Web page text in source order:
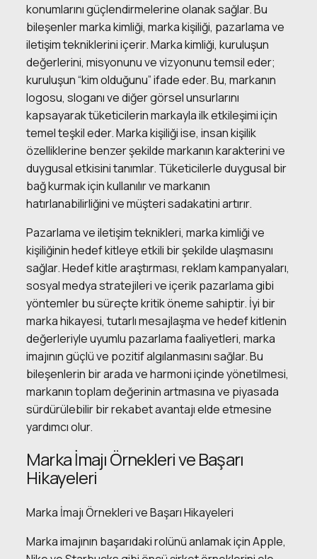
konumlarını güçlendirmelerine olanak sağlar. Bu
bileşenler marka kimliği, marka kişiliği, pazarlama ve
iletişim tekniklerini içerir. Marka kimliği, kuruluşun
değerlerini, misyonunu ve vizyonunu temsil eder;
kuruluşun “kim olduğunu” ifade eder. Bu, markanın
logosu, sloganı ve diğer görsel unsurlarını
kapsayarak tüketicilerin markayla ilk etkileşimi için
temel teşkil eder. Marka kişiliği ise, insan kişilik
özelliklerine benzer şekilde markanın karakterini ve
duygusal etkisini tanımlar. Tüketicilerle duygusal bir
bağ kurmak için kullanılır ve markanın
hatırlanabilirliğini ve müşteri sadakatini artırır.
Pazarlama ve iletişim teknikleri, marka kimliği ve
kişiliğinin hedef kitleye etkili bir şekilde ulaşmasını
sağlar. Hedef kitle araştırması, reklam kampanyaları,
sosyal medya stratejileri ve içerik pazarlama gibi
yöntemler bu süreçte kritik öneme sahiptir. İyi bir
marka hikayesi, tutarlı mesajlaşma ve hedef kitlenin
değerleriyle uyumlu pazarlama faaliyetleri, marka
imajının güçlü ve pozitif algılanmasını sağlar. Bu
bileşenlerin bir arada ve harmoni içinde yönetilmesi,
markanın toplam değerinin artmasına ve piyasada
sürdürülebilir bir rekabet avantajı elde etmesine
yardımcı olur.
Marka İmajı Örnekleri ve Başarı
Hikayeleri
Marka İmajı Örnekleri ve Başarı Hikayeleri
Marka imajının başarıdaki rolünü anlamak için Apple,